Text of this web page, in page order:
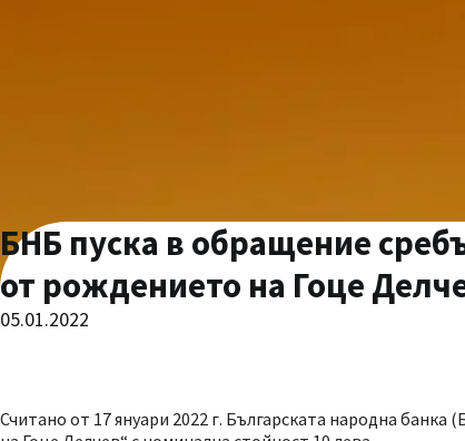
БНБ пуска в обращение
от рождението на Гоце
05.01.2022
Считано от 17 януари 2022 г. Българската народна